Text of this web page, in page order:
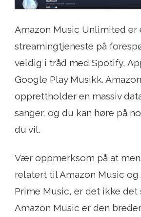
Amazon Music Unlimited er
streamingtjeneste på
veldig i tråd med Spotify,
Google Play Musikk. Amazon
opprettholder en massiv
sanger, og du kan høre på
du vil.
Vær oppmerksom på at
relatert til Amazon Music og
Prime Music, er det ikke det
Amazon Music er den